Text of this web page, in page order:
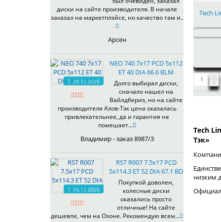
401
408
410
411
414
417
423
426
428
429
430
433
70,1
72,6
73,1
74,1
75.1
78.1
98
98,1
MGM
OrD
SL
W
WB
WD
диски на сайте производителя. В начале
заказал на маркетплэйсе, но качество там и..
Арсен
29.12.2025
NEO 740 7x17 PCD 5x112
ET 40 DIA 66.6 BLM
Долго выбирал диски,
сначало нашел на
Вайлдбериз, но на сайте
производителя Азов-Тэк цена оказалась
привлекательнее, да и гарантия не
помешает...
Владимир - заказ 8987/3
16.12.2025
RST R007 7.5x17 PCD
5x114.3 ET 52 DIA 67.1 BD
Покупкой доволен,
колесные диски
оказались просто
отличные! На сайте
дешевле, чем на Озоне. Рекомендую всем...
Tech
Tech
Тэк»
низким